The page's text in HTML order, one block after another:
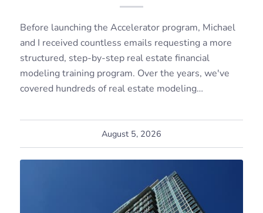
Before launching the Accelerator program, Michael
and I received countless emails requesting a more
structured, step-by-step real estate financial
modeling training program. Over the years, we've
covered hundreds of real estate modeling…
August 5, 2026